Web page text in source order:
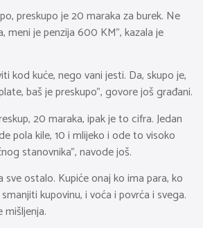
preskupo je 20 maraka za burek. Ne
meni je penzija 600 KM”, kazala je
kod kuće, nego vani jesti. Da, skupo je,
baš je preskupo”, govore još građani.
20 maraka, ipak je to cifra. Jedan
pola kile, 10 i mlijeko i ode to visoko
stanovnika”, navode još.
sve ostalo. Kupiće onaj ko ima para, ko
kupovinu, i voća i povrća i svega.
mišljenja.